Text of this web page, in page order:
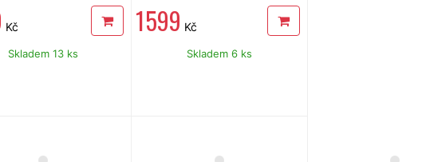
Kč
Skladem 13 ks
1 599 Kč
Skladem 6 ks